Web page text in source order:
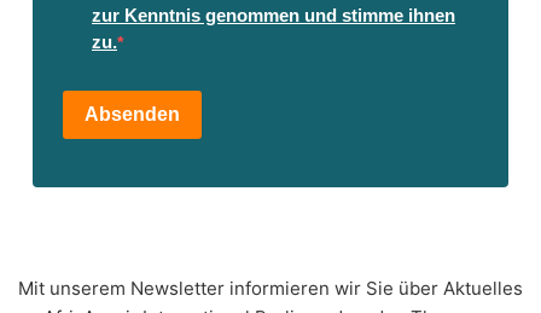
zur Kenntnis genommen und stimme ihnen
zu.
Absenden
Mit unserem Newsletter informieren wir Sie über Aktuelles